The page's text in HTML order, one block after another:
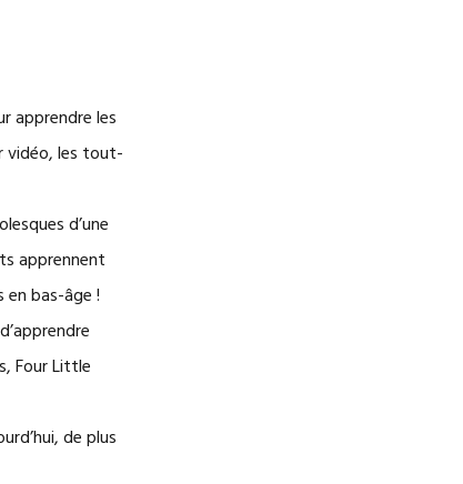
apprendre les
vidéo, les tout-
d’une
apprennent
bas-âge !
Four Little
de plus